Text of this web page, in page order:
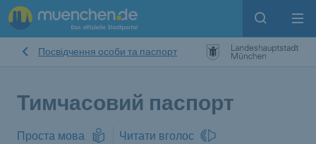
Open
Посвідчення особи та паспорт
Тимчасовий паспорт
Проста мова
Читати вголос